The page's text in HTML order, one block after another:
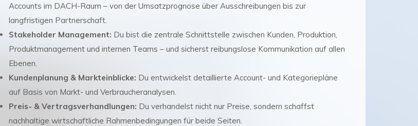
Accounts im DACH-Raum – von der Umsatzprognose über Ausschreibungen bis zur
langfristigen Partnerschaft.
Stakeholder Management: Du bist die zentrale Schnittstelle zwischen Kunden, Produktion,
Produktmanagement und internen Teams – und sicherst reibungslose Kommunikation auf allen
Ebenen.
Kundenplanung & Markteinblicke: Du entwickelst detaillierte Account- und Kategoriepläne
auf Basis von Markt- und Verbraucheranalysen.
Preis- & Vertragsverhandlungen: Du verhandelst nicht nur Preise, sondern schaffst
nachhaltige wirtschaftliche Rahmenbedingungen für beide Seiten.